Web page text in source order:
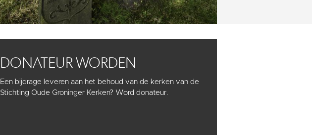
DONATEUR WORDEN
Een bijdrage leveren aan het behoud van de kerken van de
Stichting Oude Groninger Kerken? Word donateur.